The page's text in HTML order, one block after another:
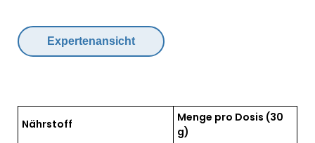
Expertenansicht
Nährstoff Menge pro Dosis (30
g)